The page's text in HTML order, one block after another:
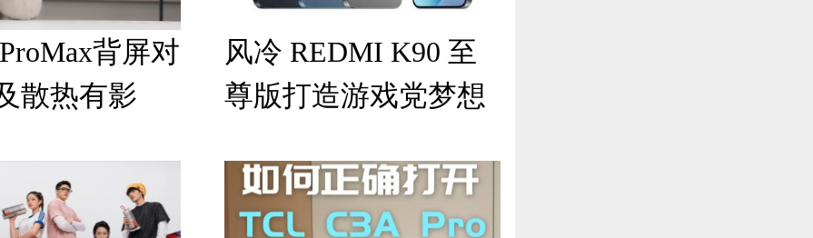
背屏对
散热有影
风冷 REDMI K90 至
尊版打造游戏党梦想